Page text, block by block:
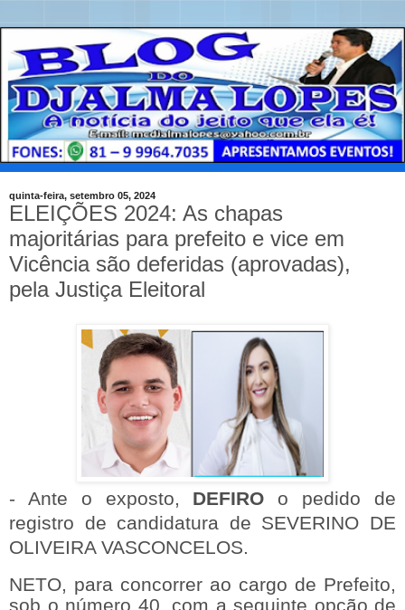
quinta-feira, setembro 05, 2024
ELEIÇÕES 2024: As chapas
majoritárias para prefeito e vice em
Vicência são deferidas (aprovadas),
pela Justiça Eleitoral
- Ante o exposto, DEFIRO o pedido de
registro de candidatura de SEVERINO DE
OLIVEIRA VASCONCELOS.
NETO, para concorrer ao cargo de Prefeito,
sob o número 40, com a seguinte opção de